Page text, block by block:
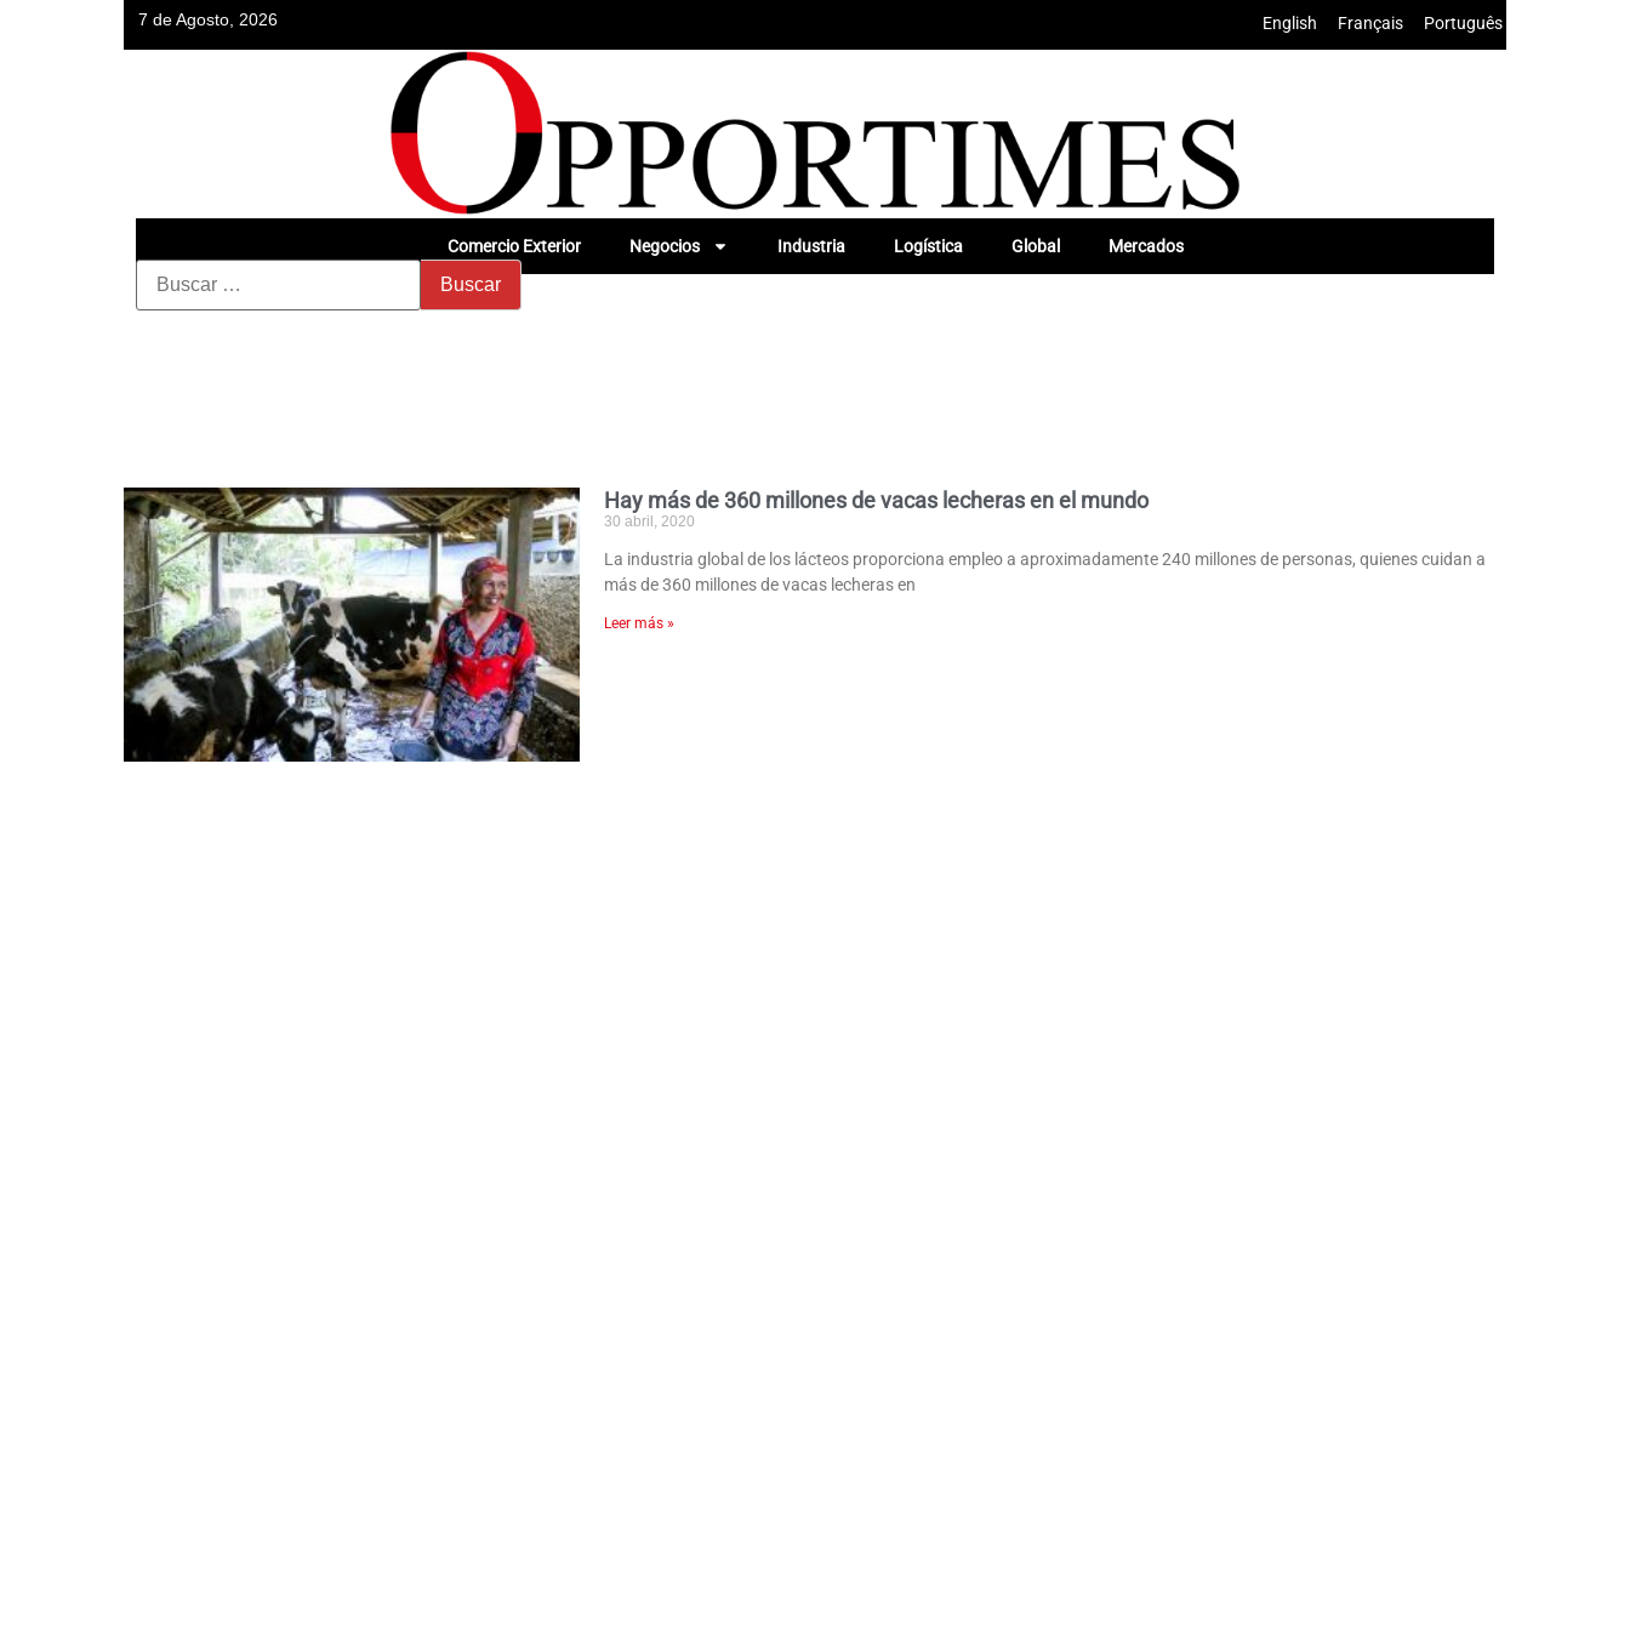
7 de Agosto, 2026 English Français Português
Comercio Exterior Negocios Industria Logística Global Mercados
Hay más de 360 millones de vacas lecheras en el mundo
30 abril, 2020
La industria global de los lácteos proporciona empleo a aproximadamente 240 millones de personas, quienes cuidan a
más de 360 millones de vacas lecheras en
Leer más »